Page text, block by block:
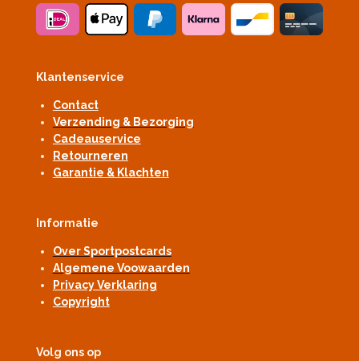
Klantenservice
Contact
Verzending & Bezorging
Cadeauservice
Retourneren
Garantie & Klachten
Informatie
Over Sportpostcards
Algemene Voowaarden
Privacy Verklaring
Copyright
Volg ons op